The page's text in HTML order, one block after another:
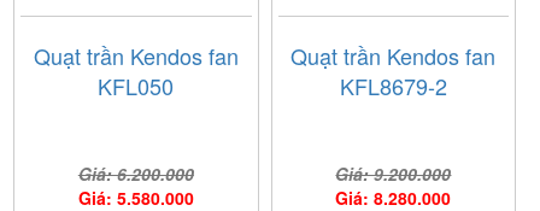
Quạt trần Kendos fan
KFL050
Giá: 6.200.000
Giá: 5.580.000
Quạt trần Kendos fan
KFL8679-2
Giá: 9.200.000
Giá: 8.280.000